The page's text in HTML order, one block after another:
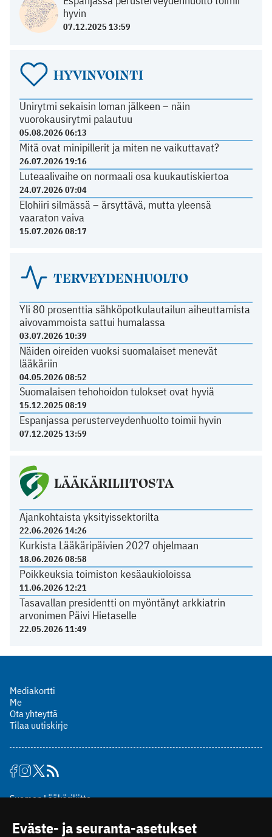
hyvin
07.12.2025 13:59
HYVINVOINTI
Unirytmi sekaisin loman jälkeen – näin
vuorokausirytmi palautuu
05.08.2026 06:13
Mitä ovat minipillerit ja miten ne vaikuttavat?
26.07.2026 19:16
Luteaalivaihe on normaali osa kuukautiskiertoa
24.07.2026 07:04
Elohiiri silmässä – ärsyttävä, mutta yleensä
vaaraton vaiva
15.07.2026 08:17
TERVEYDENHUOLTO
Yli 80 prosenttia sähköpotkulautailun aiheuttamista
aivovammoista sattui humalassa
03.07.2026 10:39
Näiden oireiden vuoksi suomalaiset menevät
lääkäriin
04.05.2026 08:52
Suomalaisen tehohoidon tulokset ovat hyviä
15.12.2025 08:19
Espanjassa perusterveydenhuolto toimii hyvin
07.12.2025 13:59
LÄÄKÄRILIITOSTA
Ajankohtaista yksityissektorilta
22.06.2026 14:26
Kurkista Lääkäripäivien 2027 ohjelmaan
18.06.2026 08:58
Poikkeuksia toimiston kesäaukioloissa
11.06.2026 12:21
Tasavallan presidentti on myöntänyt arkkiatrin
arvonimen Päivi Hietaselle
22.05.2026 11:49
Mediakortti
Me
Ota yhteyttä
Tilaa uutiskirje
Suomen Lääkäriliitto
00510 Helsinki
Eväste- ja seuranta-asetukset